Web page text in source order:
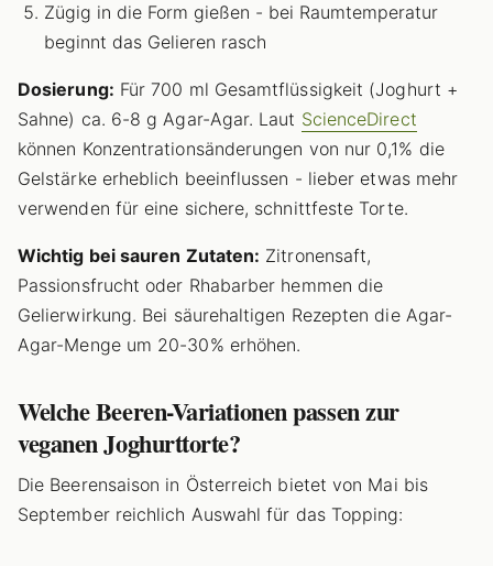
Zügig in die Form gießen - bei Raumtemperatur
beginnt das Gelieren rasch
Dosierung: Für 700 ml Gesamtflüssigkeit (Joghurt +
Sahne) ca. 6-8 g Agar-Agar. Laut ScienceDirect
können Konzentrationsänderungen von nur 0,1% die
Gelstärke erheblich beeinflussen - lieber etwas mehr
verwenden für eine sichere, schnittfeste Torte.
Wichtig bei sauren Zutaten: Zitronensaft,
Passionsfrucht oder Rhabarber hemmen die
Gelierwirkung. Bei säurehaltigen Rezepten die Agar-
Agar-Menge um 20-30% erhöhen.
Welche Beeren-Variationen passen zur
veganen Joghurttorte?
Die Beerensaison in Österreich bietet von Mai bis
September reichlich Auswahl für das Topping: